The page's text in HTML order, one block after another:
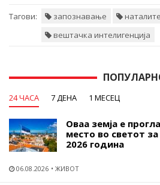
Тагови: запознавање
вештачка интелигенција
24 ЧАСА 7 ДЕНА 1 МЕСЕЦ
Оваа земја е
место во светот
2026 година
06.08.2026 ЖИВОТ